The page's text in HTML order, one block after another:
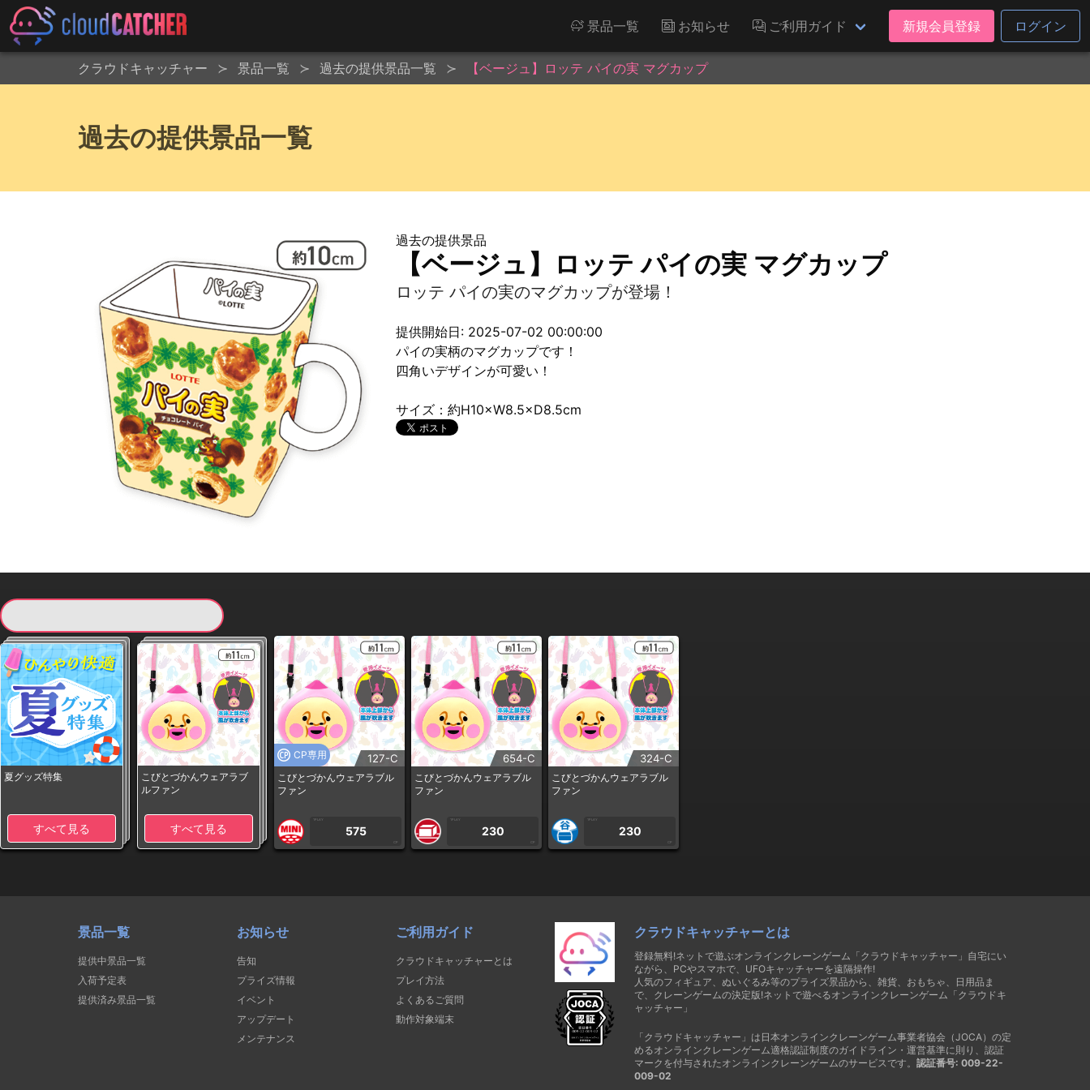
景品一覧 お知らせ ご利用ガイド 新規会員登録 ログイン
クラウドキャッチャー 景品一覧 過去の提供景品一覧 【ベージュ】ロッテ パイの実 マグカップ
過去の提供景品一覧
過去の提供景品
【ベージュ】ロッテ パイの実 マグカップ
ロッテ パイの実のマグカップが登場！
提供開始日: 2025-07-02 00:00:00
パイの実柄のマグカップです！
四角いデザインが可愛い！
サイズ：約H10×W8.5×D8.5cm
夏グッズ特集
すべて見る
こびとづかんウェアラブ
ルファン
すべて見る
CP専用 127-C
こびとづかんウェアラブル
ファン
1PLAY
575
CP
654-C
こびとづかんウェアラブル
ファン
1PLAY
230
CP
324-C
こびとづかんウェアラブル
ファン
1PLAY
230
CP
景品一覧
提供中景品一覧
入荷予定表
提供済み景品一覧
お知らせ
告知
プライズ情報
イベント
アップデート
メンテナンス
ご利用ガイド
クラウドキャッチャーとは
プレイ方法
よくあるご質問
動作対象端末
クラウドキャッチャーとは
登録無料!ネットで遊ぶオンラインクレーンゲーム「クラウドキャッチャー」自宅にい
ながら、PCやスマホで、UFOキャッチャーを遠隔操作!
人気のフィギュア、ぬいぐるみ等のプライズ景品から、雑貨、おもちゃ、日用品ま
で、クレーンゲームの決定版!ネットで遊べるオンラインクレーンゲーム「クラウドキ
ャッチャー」
「クラウドキャッチャー」は日本オンラインクレーンゲーム事業者協会（JOCA）の定
めるオンラインクレーンゲーム適格認証制度のガイドライン・運営基準に則り、認証
マークを付与されたオンラインクレーンゲームのサービスです。 認証番号: 009-22-
009-02